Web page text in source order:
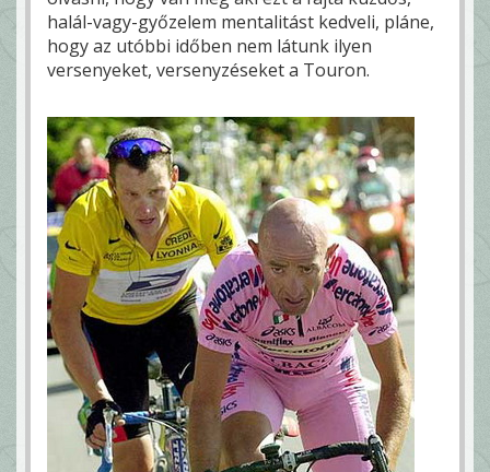
halál-vagy-győzelem mentalitást kedveli, pláne,
hogy az utóbbi időben nem látunk ilyen
versenyeket, versenyzéseket a Touron.